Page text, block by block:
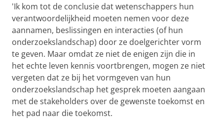
'Ik kom tot de conclusie dat wetenschappers hun
verantwoordelijkheid moeten nemen voor deze
aannamen, beslissingen en interacties (of hun
onderzoekslandschap) door ze doelgerichter vorm
te geven. Maar omdat ze niet de enigen zijn die in
het echte leven kennis voortbrengen, mogen ze niet
vergeten dat ze bij het vormgeven van hun
onderzoekslandschap het gesprek moeten aangaan
met de stakeholders over de gewenste toekomst en
het pad naar die toekomst.